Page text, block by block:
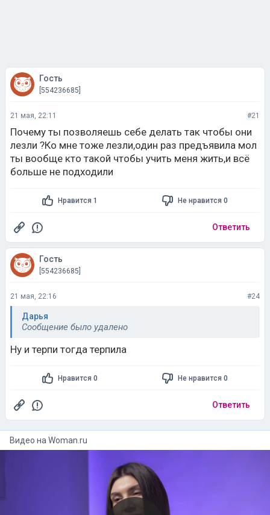
Гость
[554236685]
21 мая, 22:11 #21
Почему ты позволяешь себе делать так чтобы они
лезли ?Ко мне тоже лезли,один раз предъявила мол
ты вообще кто такой чтобы учить меня жить,и всё
больше не подходили
Нравится 1 Не нравится 0
Ответить
Гость
[554236685]
21 мая, 22:16 #24
Дарья
Сообщение было удалено
Ну и терпи тогда терпила
Нравится 0 Не нравится 0
Ответить
Видео на woman.ru